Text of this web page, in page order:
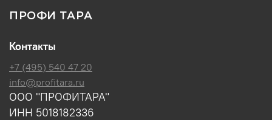
ПРОФИ ТАРА
Контакты
+7 (495) 540 47 20
info@profitara.ru
ООО "ПРОФИТАРА"
ИНН 5018182336